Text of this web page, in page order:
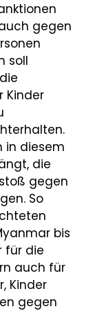
gegen
soll
Kinder
in diesem
die
gegen
So
bis
für die
auch für
Kinder
gegen